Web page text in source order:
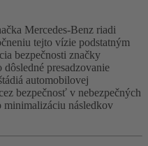
Mercedes-Benz riadi
tejto vízie podstatným
bezpečnosti značky
presadzovanie
automobilovej
bezpečnosť v nebezpečných
minimalizáciu následkov